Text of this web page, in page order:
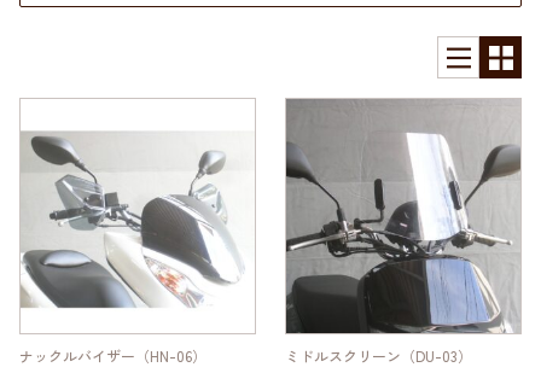
ナックルバイザー（HN-06） ミドルスクリーン（DU-03）